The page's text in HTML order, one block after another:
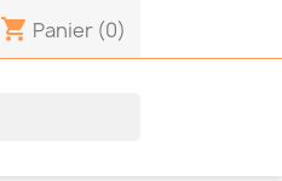
shopping_cart Panier (0)